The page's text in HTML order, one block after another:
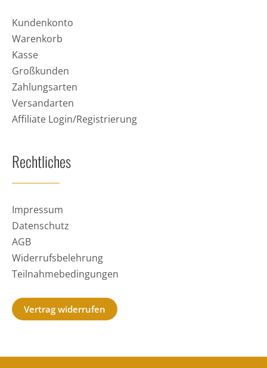
Kundenkonto
Warenkorb
Kasse
Großkunden
Zahlungsarten
Versandarten
Affiliate Login/Registrierung
Rechtliches
Impressum
Datenschutz
AGB
Widerrufsbelehrung
Teilnahmebedingungen
Vertrag widerrufen